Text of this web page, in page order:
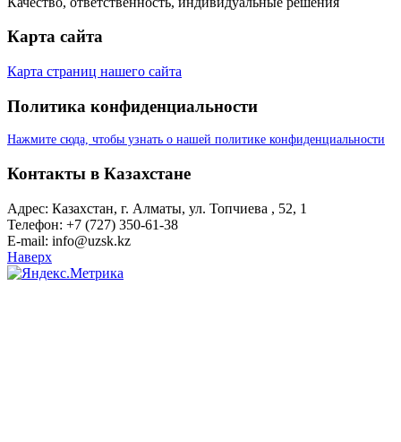
Карта сайта
Карта страниц нашего сайта
Политика конфиденциальности
Нажмите сюда, чтобы узнать о нашей политике конфиденциальности
Контакты в Казахстане
Адрес: Казахстан, г. Алматы, ул. Топчиева , 52, 1
Телефон: +7 (727) 350-61-38
E-mail: info@uzsk.kz
Наверх